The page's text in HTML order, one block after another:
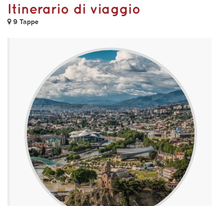
Itinerario di viaggio
9 Tappe